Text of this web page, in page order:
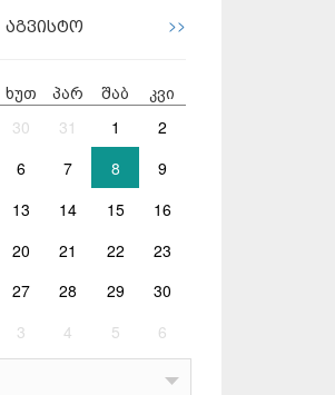
აგვისტო >>
ხუთ პარ შაბ კვი
30 31 1
2
6 7 8
9
13 14 15
16
20 21 22
23
27 28 29
30
3 4 5 6